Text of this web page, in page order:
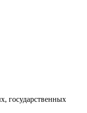
государственных